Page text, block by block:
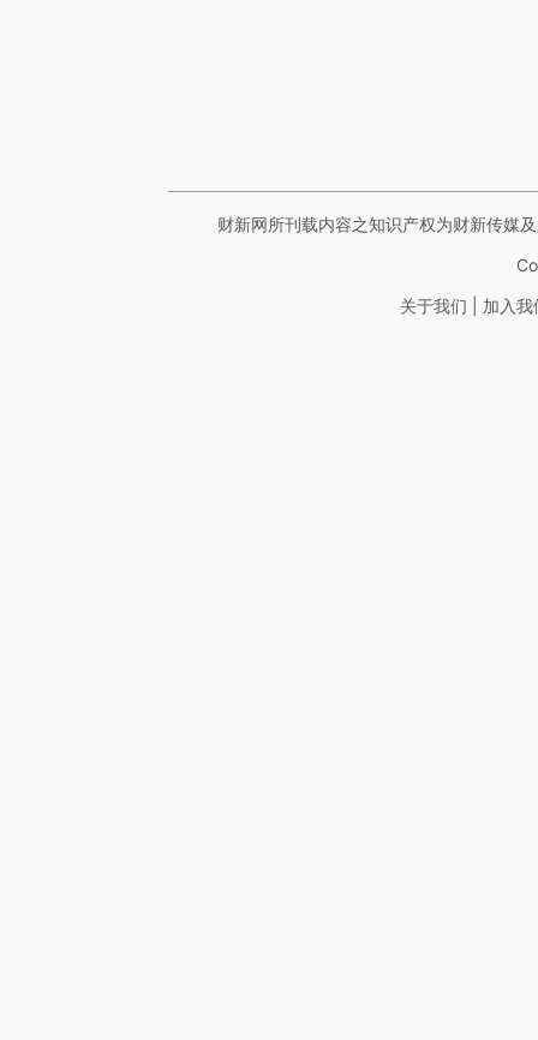
财新网所刊载内容之知识产权为财新传媒
关于我们 加入我